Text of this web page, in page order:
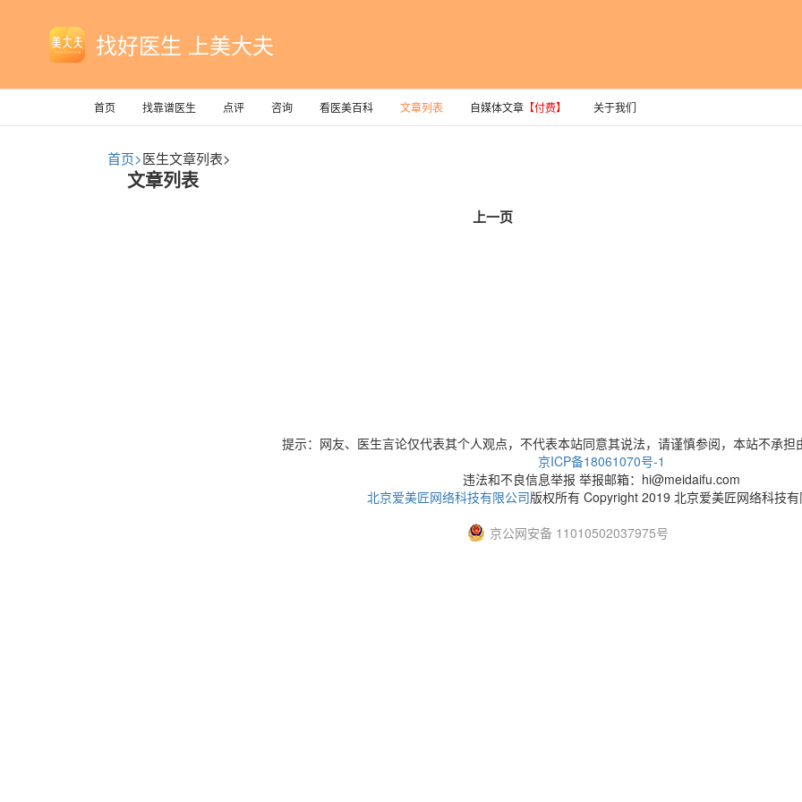
找好医生 上美大夫
首页 找靠谱医生 点评 咨询 看医美百科 文章列表 自媒体文章 【付费】 关于我们
首页>医生文章列表>
文章列表
上一页
提示：网友、医生言论仅代表其个人观点，不代表本站同意其说法，请谨慎参阅，本站不承担
京ICP备18061070号-1
违法和不良信息举报 举报邮箱：hi@meidaifu.com
北京爱美匠网络科技有限公司版权所有 Copyright 2019 北京爱美匠网络科技
京公网安备 11010502037975号